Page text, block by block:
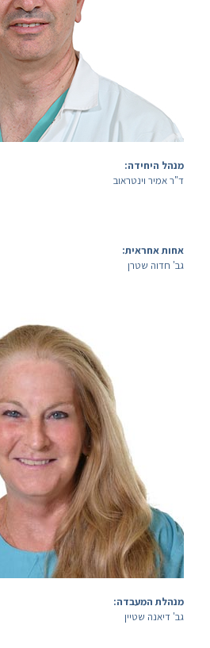
מנהל היחידה:
ד"ר אמיר וינטראוב
אחות אחראית:
גב' חדוה שטרן
מנהלת המעבדה:
גב' דיאנה שטיין